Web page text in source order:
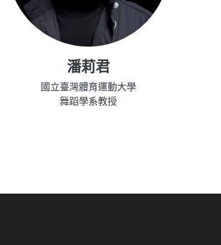
潘莉君
國立臺灣體育運動大學
舞蹈學系教授